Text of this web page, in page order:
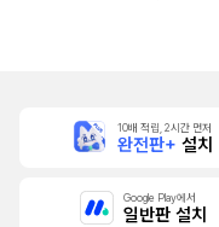
10배 적립, 2시간 먼저
완전판+ 설치
Google Play에서
일반판 설치